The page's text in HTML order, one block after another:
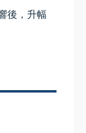
後，升幅